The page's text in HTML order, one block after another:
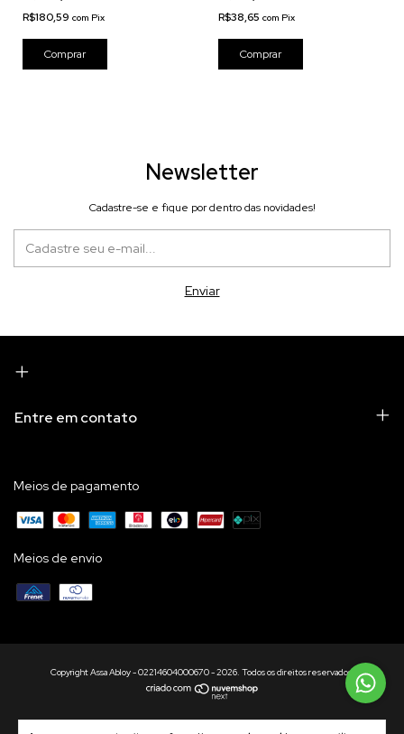
R$180,59 com Pix R$38,65 com Pix
Newsletter
Cadastre-se e fique por dentro das novidades!
Entre em contato
Meios de pagamento
Meios de envio
Copyright Assa Abloy - 02214604000670 - 2026. Todos os direitos reservados.